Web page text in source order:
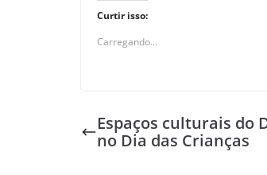
Curtir isso:
Carregando...
Espaços culturais do
no Dia das Crianças